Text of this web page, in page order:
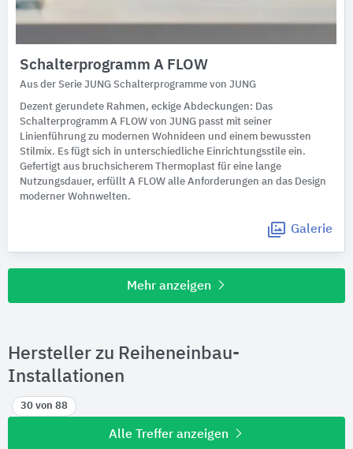
Schalterprogramm A FLOW
Aus der Serie JUNG Schalterprogramme von JUNG
Dezent gerundete Rahmen, eckige Abdeckungen: Das
Schalterprogramm A FLOW von JUNG passt mit seiner
Linienführung zu modernen Wohnideen und einem bewussten
Stilmix. Es fügt sich in unterschiedliche Einrichtungsstile ein.
Gefertigt aus bruchsicherem Thermoplast für eine lange
Nutzungsdauer, erfüllt A FLOW alle Anforderungen an das Design
moderner Wohnwelten.
Galerie
Mehr anzeigen
Hersteller zu Reiheneinbau-
Installationen
30 von 88
Alle Treffer anzeigen